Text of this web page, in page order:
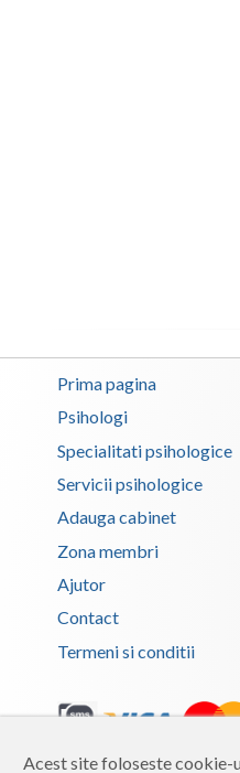
Acest site foloseste cookie-
Prima pagina
Psihologi
Specialitati psihologice
Servicii psihologice
Adauga cabinet
Zona membri
Ajutor
Contact
Termeni si conditii
Copyright 2026